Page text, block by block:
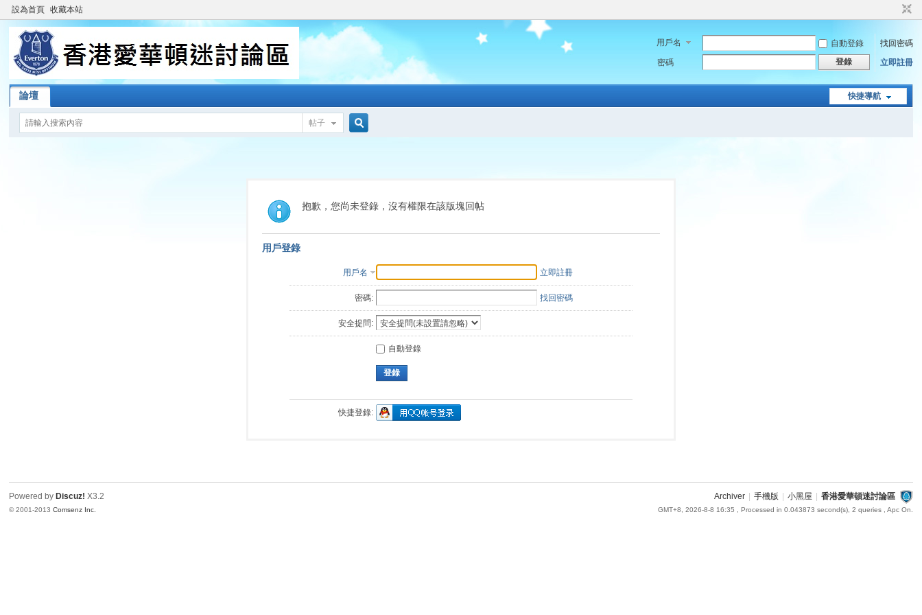
設為首頁 收藏本站
用戶名 自動登錄
找回密碼
密碼
登錄 立即註冊
快捷導航
論壇
帖子
索
抱歉，您尚未登錄，沒有權限在該版塊回帖
用戶登錄
用戶名 立即註冊
密碼: 找回密碼
安全提問:
自動登錄
登錄
快捷登錄:
Archiver 手機版 小黑屋 香港愛華頓迷討論區
GMT+8, 2026-8-8 16:35 , Processed in 0.043873 second(s), 2 queries , Apc On.
Powered by Discuz! X3.2
© 2001-2013Comsenz Inc.